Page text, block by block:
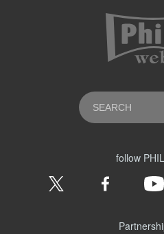
follow